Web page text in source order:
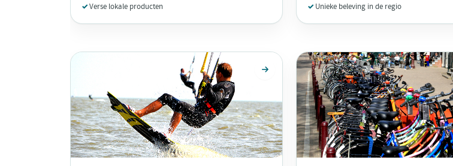
Verse lokale producten
Unieke beleving in de regio